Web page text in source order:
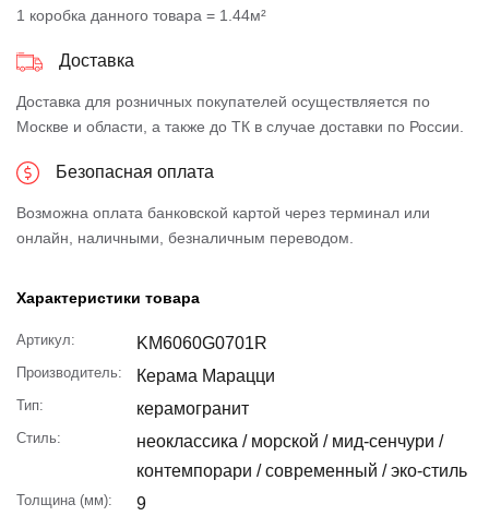
1 коробка данного товара = 1.44м²
Доставка
Доставка для розничных покупателей осуществляется по
Москве и области, а также до ТК в случае доставки по России.
Безопасная оплата
Возможна оплата банковской картой через терминал или
онлайн, наличными, безналичным переводом.
Характеристики товара
Артикул: KM6060G0701R
Производитель: Керама Марацци
Тип: керамогранит
Стиль:
неоклассика / морской / мид-сенчури /
контемпорари / современный / эко-стиль
Толщина (мм): 9